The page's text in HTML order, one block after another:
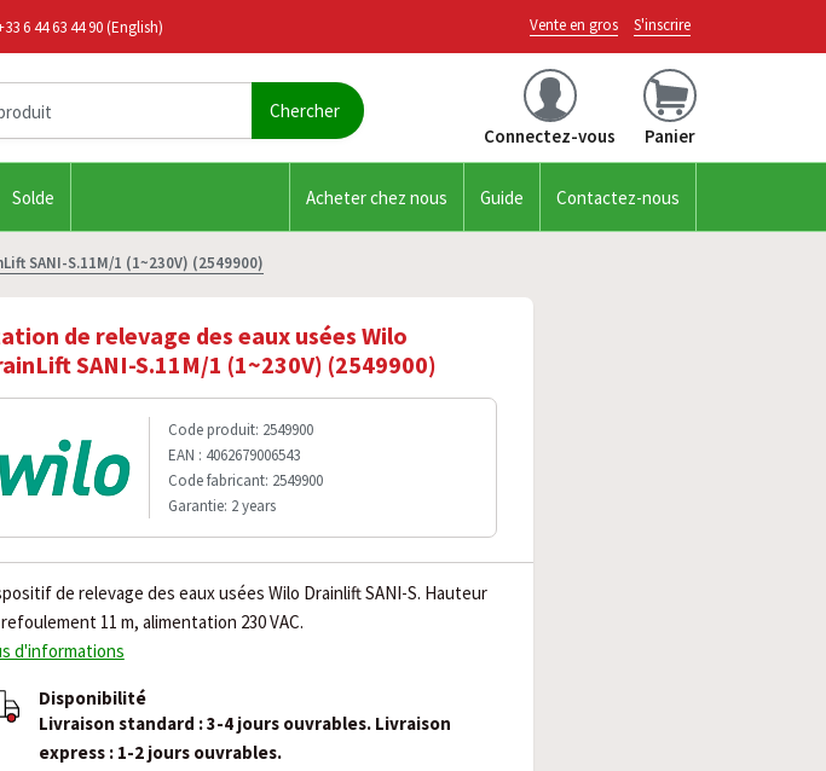
6 44 63 44 90(English) Vente en gros S'inscrire
Connectez-vous Panier
Solde Acheter chez nous Guide Contactez-nous
SANI-S.11M/1 (1~230V) (2549900)
de relevage des eaux usées Wilo
SANI-S.11M/1 (1~230V) (2549900)
Code produit: 2549900
EAN : 4062679006543
Code fabricant: 2549900
Garantie: 2 years
de relevage des eaux usées Wilo Drainlift SANI-S. Hauteur
11 m, alimentation 230 VAC.
d'informations
Disponibilité
Livraison standard : 3-4 jours ouvrables. Livraison
express : 1-2 jours ouvrables.